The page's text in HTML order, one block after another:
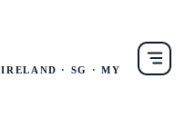
· SG · MY